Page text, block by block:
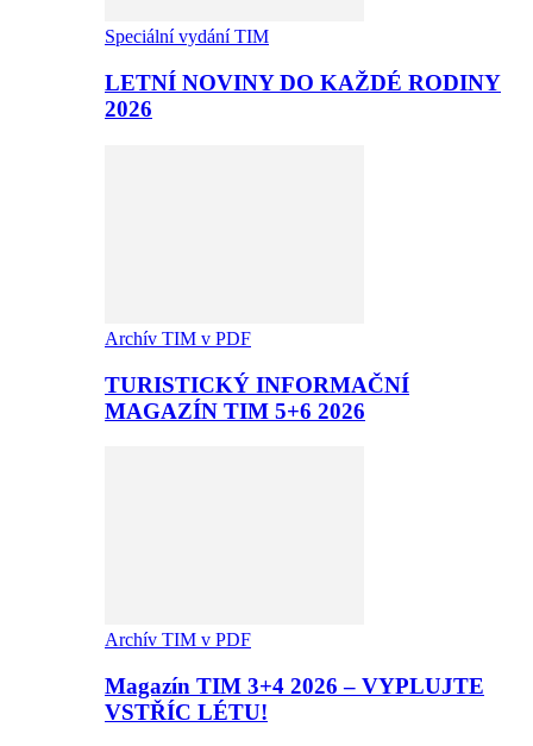
Speciální vydání TIM
LETNÍ NOVINY DO KAŽDÉ RODINY
2026
Archív TIM v PDF
TURISTICKÝ INFORMAČNÍ
MAGAZÍN TIM 5+6 2026
Archív TIM v PDF
Magazín TIM 3+4 2026 – VYPLUJTE
VSTŘÍC LÉTU!